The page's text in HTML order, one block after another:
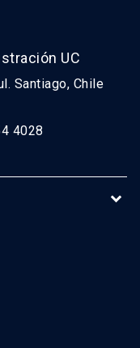
UC
Santiago, Chile
4028